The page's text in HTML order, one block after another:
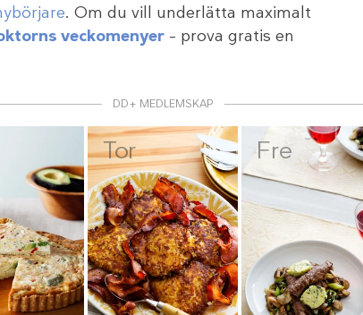
. Om du vill underlätta maximalt
veckomenyer – prova gratis en
DD+ MEDLEMSKAP
Tor Fre